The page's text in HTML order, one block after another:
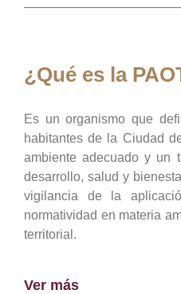
¿Qué es la
Es un organismo que
habitantes de la Ciudad
ambiente adecuado y un
desarrollo, salud y
vigilancia de la
normatividad en materia
territorial.
Ver más